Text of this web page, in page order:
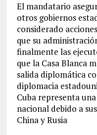
El mandatario
otros gobiernos
considerado
que su
finalmente las
que la Casa Blanca
salida diplomática
diplomacia
Cuba representa
nacional debido a
China y Rusia